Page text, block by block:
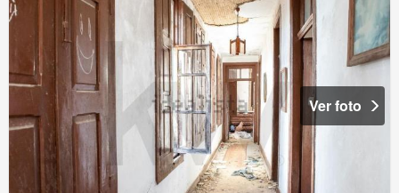
Ver foto